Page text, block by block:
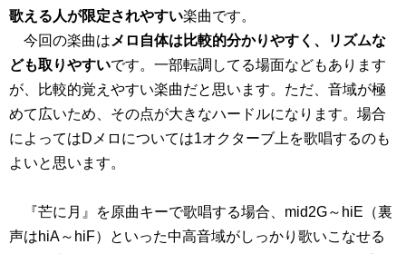
歌える人が限定されやすい楽曲です。
今回の楽曲は メロ自体は比較的分かりやすく、リズムな
ども取りやすいです。一部転調してる場面などもあります
が、比較的覚えやすい楽曲だと思います。ただ、音域が極
めて広いため、その点が大きなハードルになります。場合
によってはDメロについては1オクターブ上を歌唱するのも
よいと思います。
『芒に月』を原曲キーで歌唱する場合、mid2G～hiE（裏
声はhiA～hiF）といった中高音域がしっかり歌いこなせる